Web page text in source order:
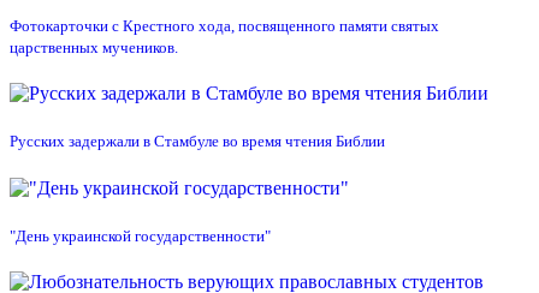
Фотокарточки с Крестного хода, посвященного памяти святых
царственных мучеников.
Русских задержали в Стамбуле во время чтения Библии
"День украинской государственности"